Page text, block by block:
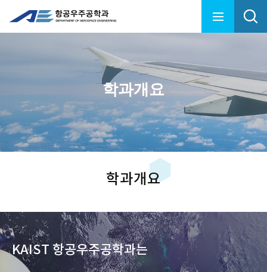
학과개요
학과개요
KAIST 항공우주공학과는